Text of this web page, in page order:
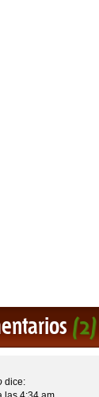
(2)
dice: